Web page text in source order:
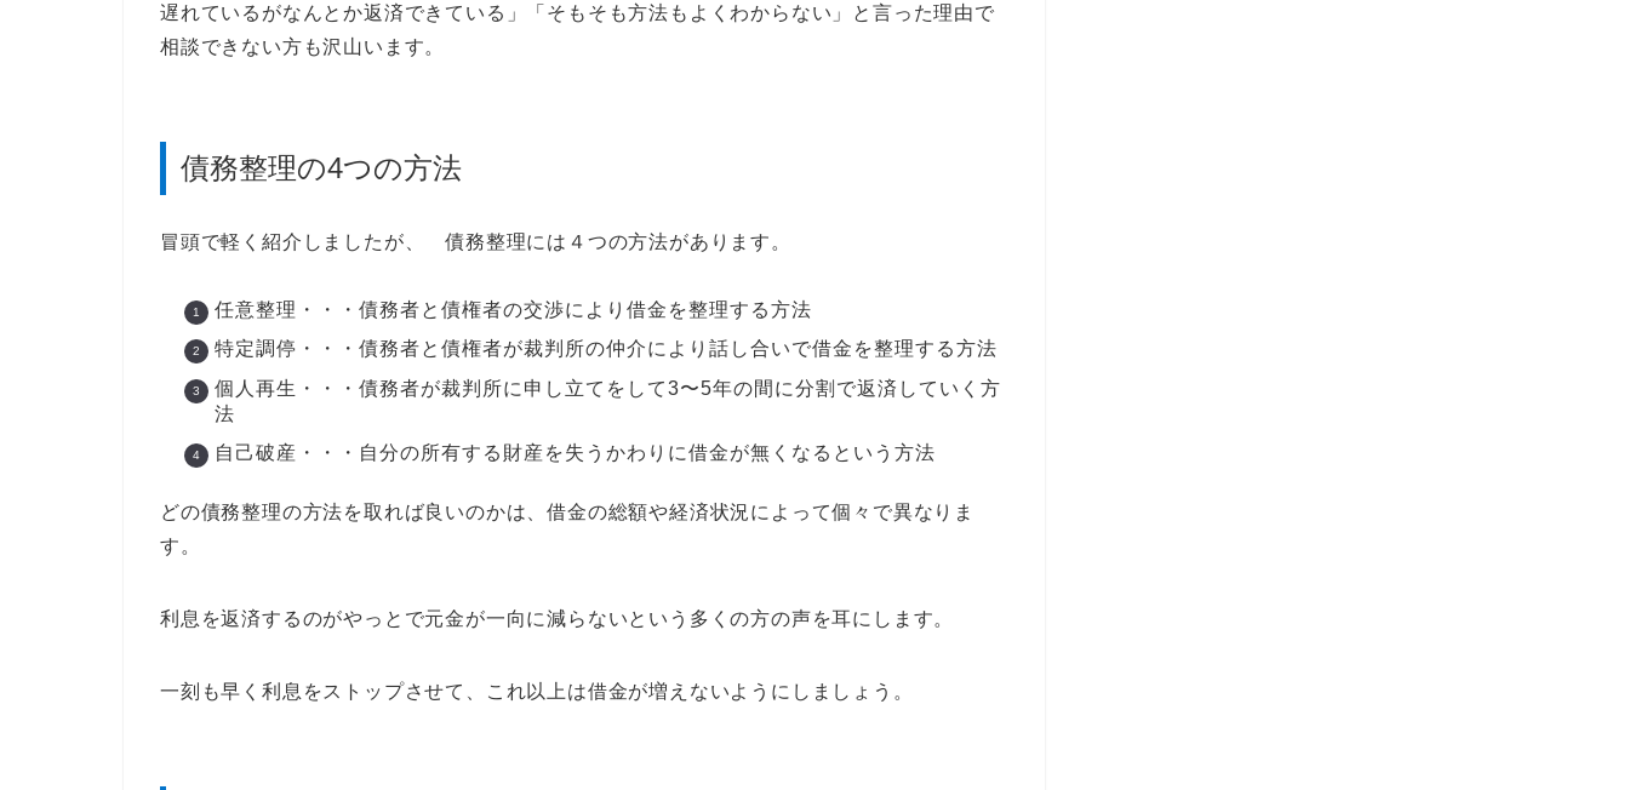
遅れているがなんとか返済できている」「そもそも方法もよくわからない」と言った理由で
相談できない方も沢山います。
債務整理の4つの方法
冒頭で軽く紹介しましたが、 債務整理には４つの方法があります。
任意整理・・・債務者と債権者の交渉により借金を整理する方法
特定調停・・・債務者と債権者が裁判所の仲介により話し合いで借金を整理する方法
個人再生・・・債務者が裁判所に申し立てをして3〜5年の間に分割で返済していく方
法
自己破産・・・自分の所有する財産を失うかわりに借金が無くなるという方法
どの債務整理の方法を取れば良いのかは、借金の総額や経済状況によって個々で異なりま
す。
利息を返済するのがやっとで元金が一向に減らないという多くの方の声を耳にします。
一刻も早く利息をストップさせて、これ以上は借金が増えないようにしましょう。